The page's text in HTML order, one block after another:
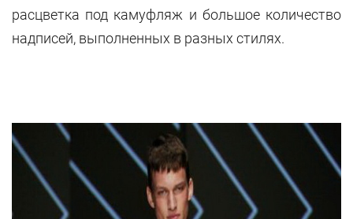
расцветка под камуфляж и большое количество
надписей, выполненных в разных стилях.